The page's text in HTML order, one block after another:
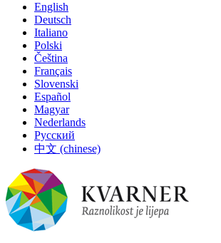
English
Deutsch
Italiano
Polski
Čeština
Français
Slovenski
Español
Magyar
Nederlands
Русский
中文 (chinese)